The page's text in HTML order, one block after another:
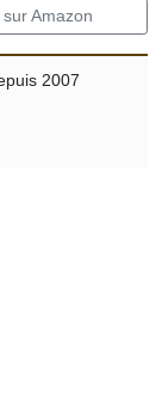
sur Amazon
2007